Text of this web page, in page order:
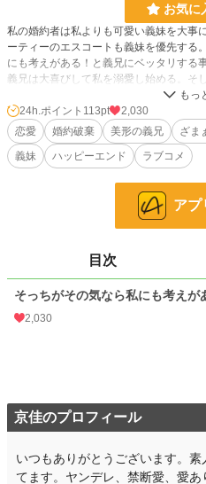
お気に
私の婚約者は私よりも可愛い義妹を大事
ーティーのエスコートも義妹を優先する
にも考えがある！と義兄にベッタリする
義兄は大喜びして私を溺愛し始める。そ
られたのだけど何故か彼の義妹が顔真っ
ちんちくりん婚約者＆義妹。美形長身モ
ン。ゆるゆる設定。
9,937 位 / 228,785 件
4,434 位 / 66,373 件
文字数 2,186
週間ポイント 1,680 pt (5,729 位)
月間ポイント 10,467 pt (4,334 位)
24h.ポイント 113pt
2,030
恋愛
婚約破棄 美形の義兄 ざま
義妹
ハッピーエンド ラブコメ
アプ
目次
そっちがその気なら私にも考えが
2,030
京佳のプロフィール
いつもありがとうございます。
てます。ヤンデレ、禁断愛、愛